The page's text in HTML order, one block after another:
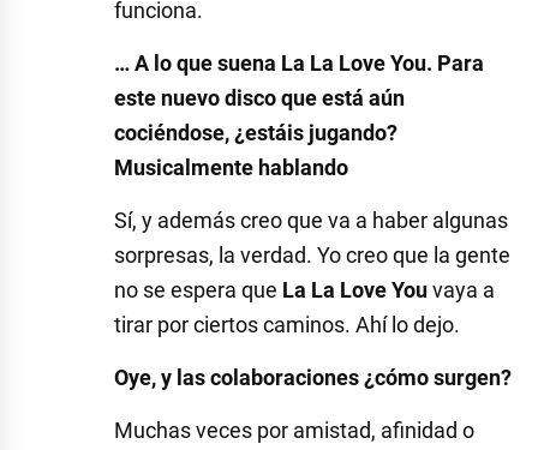
funciona.
… A lo que suena La La Love You. Para
este nuevo disco que está aún
cociéndose, ¿estáis jugando?
Musicalmente hablando
Sí, y además creo que va a haber algunas
sorpresas, la verdad. Yo creo que la gente
no se espera que La La Love Youvaya a
tirar por ciertos caminos. Ahí lo dejo.
Oye, y las colaboraciones ¿cómo surgen?
Muchas veces por amistad, afinidad o